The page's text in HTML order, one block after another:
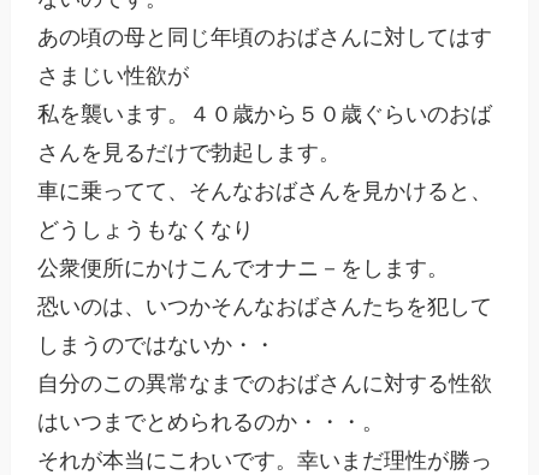
あの頃の母と同じ年頃のおばさんに対してはす
さまじい性欲が
私を襲います。４０歳から５０歳ぐらいのおば
さんを見るだけで勃起します。
車に乗ってて、そんなおばさんを見かけると、
どうしょうもなくなり
公衆便所にかけこんでオナニ－をします。
恐いのは、いつかそんなおばさんたちを犯して
しまうのではないか・・
自分のこの異常なまでのおばさんに対する性欲
はいつまでとめられるのか・・・。
それが本当にこわいです。幸いまだ理性が勝っ